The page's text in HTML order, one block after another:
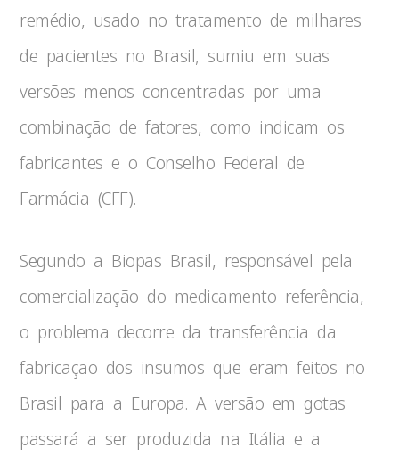
remédio, usado no tratamento de milhares
de pacientes no Brasil, sumiu em suas
versões menos concentradas por uma
combinação de fatores, como indicam os
fabricantes e o Conselho Federal de
Farmácia (CFF).
Segundo a Biopas Brasil, responsável pela
comercialização do medicamento referência,
o problema decorre da transferência da
fabricação dos insumos que eram feitos no
Brasil para a Europa. A versão em gotas
passará a ser produzida na Itália e a